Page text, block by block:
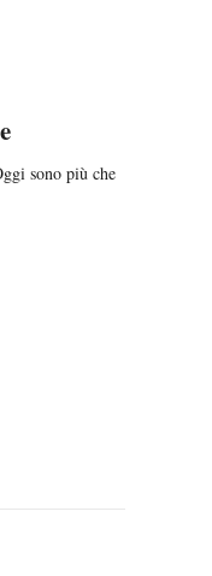
sono più che